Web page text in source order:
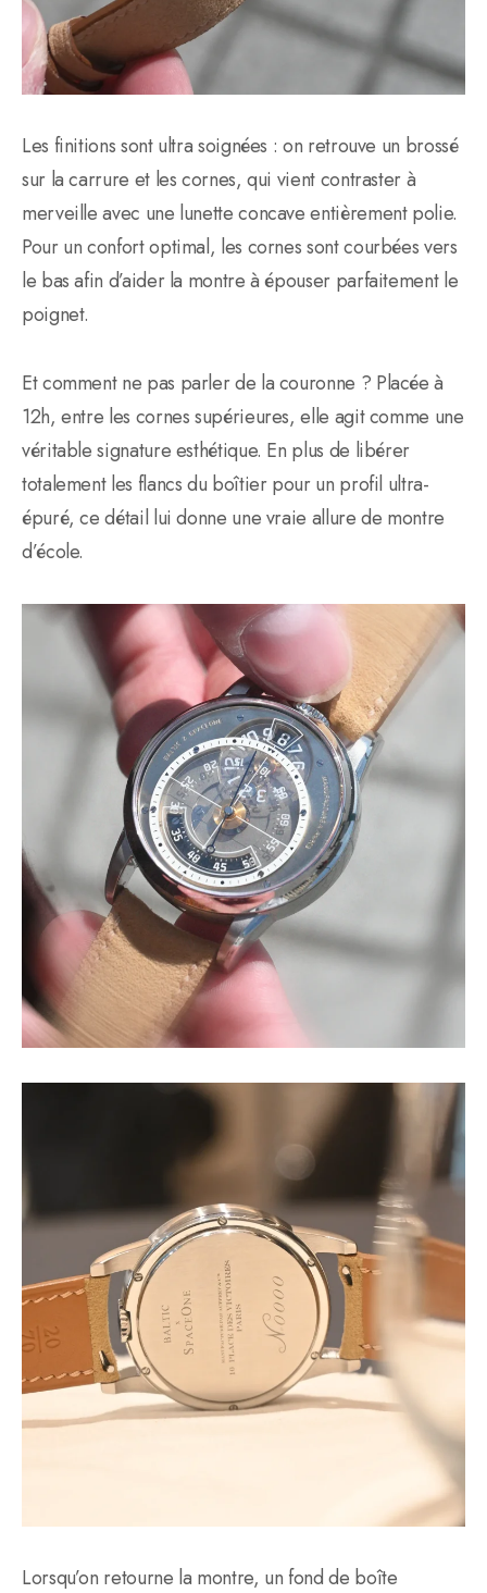
Les finitions sont ultra soignées : on retrouve un brossé
sur la carrure et les cornes, qui vient contraster à
merveille avec une lunette concave entièrement polie.
Pour un confort optimal, les cornes sont courbées vers
le bas afin d’aider la montre à épouser parfaitement le
poignet.
Et comment ne pas parler de la couronne ? Placée à
12h, entre les cornes supérieures, elle agit comme une
véritable signature esthétique. En plus de libérer
totalement les flancs du boîtier pour un profil ultra-
épuré, ce détail lui donne une vraie allure de montre
d’école.
Lorsqu’on retourne la montre, un fond de boîte